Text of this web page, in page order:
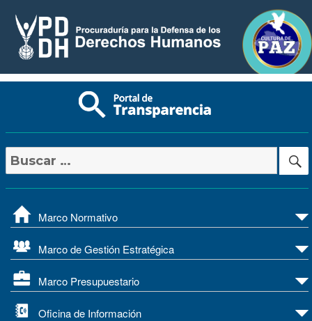
Buscar
por:
Marco Normativo
Marco de Gestión Estratégica
Marco Presupuestario
Oficina de Información